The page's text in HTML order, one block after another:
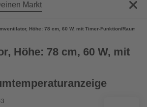
Markt
Höhe: 78 cm, 60 W, mit Timer-Funktion/
Höhe: 78 cm, 60 W, mit